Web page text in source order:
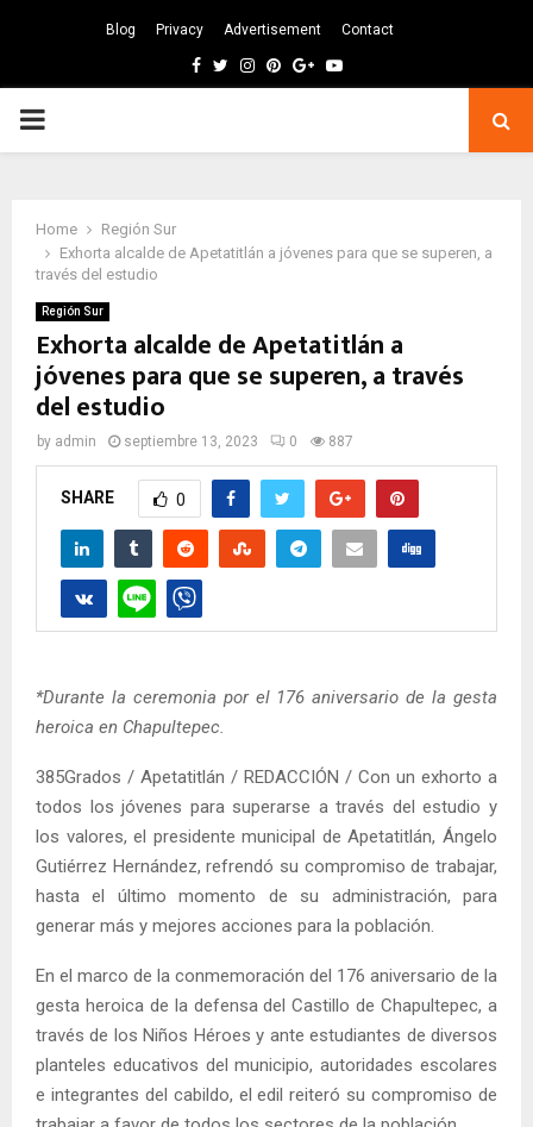
Blog Privacy Advertisement Contact
Facebook
TwitterInstagram
Pinterest
GoogleYoutube
PRIMARY
Home
Región Sur
Exhorta alcalde de Apetatitlán a jóvenes para que se superen, a
través del estudio
Región Sur
Exhorta alcalde de Apetatitlán a
jóvenes para que se superen, a través
del estudio
by admin septiembre 13, 2023 0 887
SHARE 0
*Durante la ceremonia por el 176 aniversario de la gesta
heroica en Chapultepec.
385Grados / Apetatitlán / REDACCIÓN / Con un exhorto a
todos los jóvenes para superarse a través del estudio y
los valores, el presidente municipal de Apetatitlán, Ángelo
Gutiérrez Hernández, refrendó su compromiso de trabajar,
hasta el último momento de su administración, para
generar más y mejores acciones para la población.
En el marco de la conmemoración del 176 aniversario de la
gesta heroica de la defensa del Castillo de Chapultepec, a
través de los Niños Héroes y ante estudiantes de diversos
planteles educativos del municipio, autoridades escolares
e integrantes del cabildo, el edil reiteró su compromiso de